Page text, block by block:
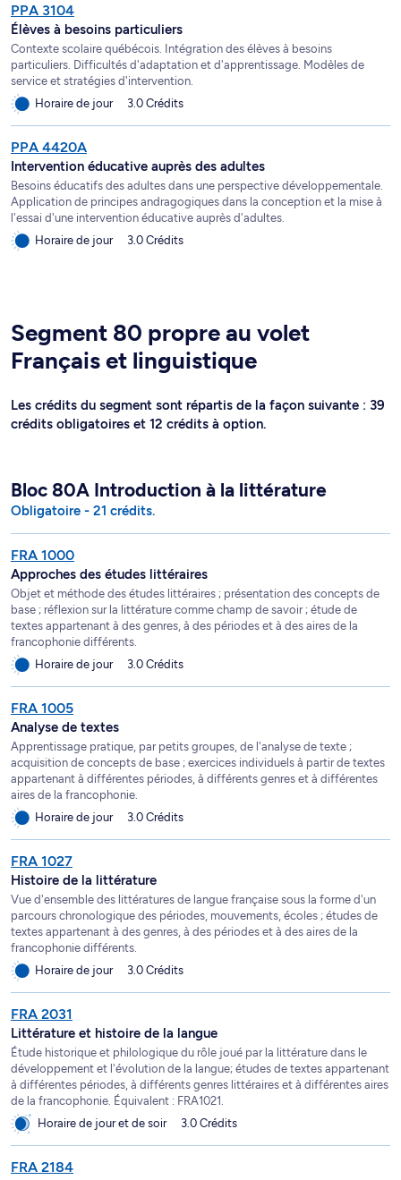
PPA 3104
Élèves à besoins particuliers
Contexte scolaire québécois. Intégration des élèves à besoins
particuliers. Difficultés d'adaptation et d'apprentissage. Modèles de
service et stratégies d'intervention.
Horaire de jour
3.0 Crédits
PPA 4420A
Intervention éducative auprès des adultes
Besoins éducatifs des adultes dans une perspective développementale.
Application de principes andragogiques dans la conception et la mise à
l'essai d'une intervention éducative auprès d'adultes.
Horaire de jour
3.0 Crédits
Segment 80 propre au volet
Français et linguistique
Les crédits du segment sont répartis de la façon suivante : 39
crédits obligatoires et 12 crédits à option.
Bloc 80A Introduction à la littérature
Obligatoire - 21 crédits.
FRA 1000
Approches des études littéraires
Objet et méthode des études littéraires ; présentation des concepts de
base ; réflexion sur la littérature comme champ de savoir ; étude de
textes appartenant à des genres, à des périodes et à des aires de la
francophonie différents.
Horaire de jour
3.0 Crédits
FRA 1005
Analyse de textes
Apprentissage pratique, par petits groupes, de l'analyse de texte ;
acquisition de concepts de base ; exercices individuels à partir de textes
appartenant à différentes périodes, à différents genres et à différentes
aires de la francophonie.
Horaire de jour
3.0 Crédits
FRA 1027
Histoire de la littérature
Vue d'ensemble des littératures de langue française sous la forme d'un
parcours chronologique des périodes, mouvements, écoles ; études de
textes appartenant à des genres, à des périodes et à des aires de la
francophonie différents.
Horaire de jour
3.0 Crédits
FRA 2031
Littérature et histoire de la langue
Étude historique et philologique du rôle joué par la littérature dans le
développement et l'évolution de la langue; études de textes appartenant
à différentes périodes, à différents genres littéraires et à différentes aires
de la francophonie. Équivalent : FRA1021.
Horaire de jour et de soir
3.0 Crédits
FRA 2184